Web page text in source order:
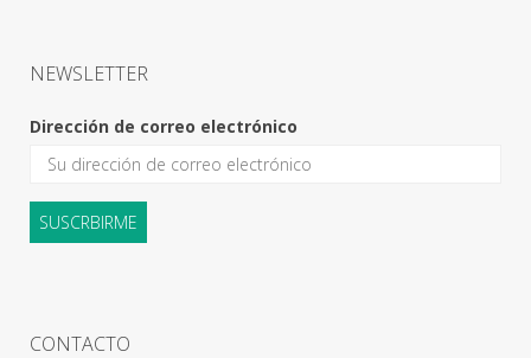
NEWSLETTER
Dirección de correo electrónico
CONTACTO